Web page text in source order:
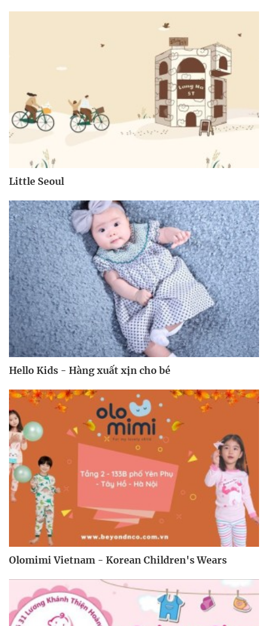
Little Seoul
Hello Kids - Hàng xuất xịn cho bé
Olomimi Vietnam - Korean Children's Wears